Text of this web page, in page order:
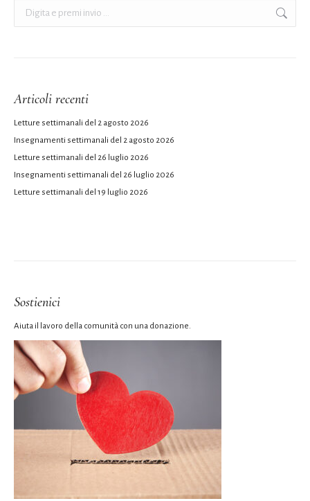
Articoli recenti
Letture settimanali del 2 agosto 2026
Insegnamenti settimanali del 2 agosto 2026
Letture settimanali del 26 luglio 2026
Insegnamenti settimanali del 26 luglio 2026
Letture settimanali del 19 luglio 2026
Sostienici
Aiuta il lavoro della comunità con una donazione.